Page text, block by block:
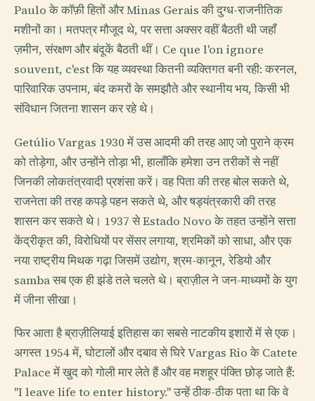
Paulo के कॉफ़ी हितों और Minas Gerais की दुग्ध-राजनीतिक
मशीनों का। मतपत्र मौजूद थे, पर सत्ता अक्सर वहीं बैठती थी जहाँ
ज़मीन, संरक्षण और बंदूकें बैठती थीं। Ce que l'on ignore
souvent, c'est कि यह व्यवस्था कितनी व्यक्तिगत बनी रही: करनल,
पारिवारिक उपनाम, बंद कमरों के समझौते और स्थानीय भय, किसी भी
संविधान जितना शासन कर रहे थे।
Getúlio Vargas 1930 में उस आदमी की तरह आए जो पुराने क्रम
को तोड़ेगा, और उन्होंने तोड़ा भी, हालाँकि हमेशा उन तरीकों से नहीं
जिनकी लोकतंत्रवादी प्रशंसा करें। वह पिता की तरह बोल सकते थे,
राजनेता की तरह कपड़े पहन सकते थे, और षड्यंत्रकारी की तरह
शासन कर सकते थे। 1937 से Estado Novo के तहत उन्होंने सत्ता
केंद्रीकृत की, विरोधियों पर सेंसर लगाया, श्रमिकों को साधा, और एक
नया राष्ट्रीय मिथक गढ़ा जिसमें उद्योग, श्रम-कानून, रेडियो और
samba सब एक ही झंडे तले चलते थे। ब्राज़ील ने जन-माध्यमों के युग
में जीना सीखा।
फिर आता है ब्राज़ीलियाई इतिहास का सबसे नाटकीय इशारों में से एक।
अगस्त 1954 में, घोटालों और दबाव से घिरे Vargas Rio के Catete
Palace में खुद को गोली मार लेते हैं और वह मशहूर पंक्ति छोड़ जाते हैं:
"I leave life to enter history." उन्हें ठीक-ठीक पता था कि वे